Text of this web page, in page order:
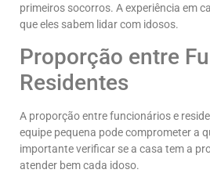
primeiros socorros. A experiência em
que eles sabem lidar com idosos.
Proporção entre
Residentes
A proporção entre funcionários e
equipe pequena pode comprometer a
importante verificar se a casa tem a
atender bem cada idoso.